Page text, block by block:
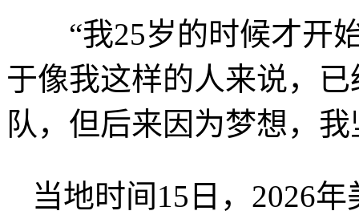
“我25岁的时候才开始
于像我这样的人来说，
队，但后来因为梦想，
当地时间15日，2026